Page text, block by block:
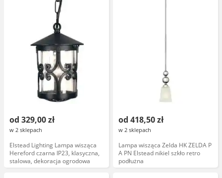
od 329,00 zł
w 2 sklepach
Elstead Lighting Lampa wisząca
Hereford czarna IP23, klasyczna,
stalowa, dekoracja ogrodowa
od 418,50 zł
w 2 sklepach
Lampa wisząca Zelda HK ZELDA P
A PN Elstead nikiel szkło retro
podłużna